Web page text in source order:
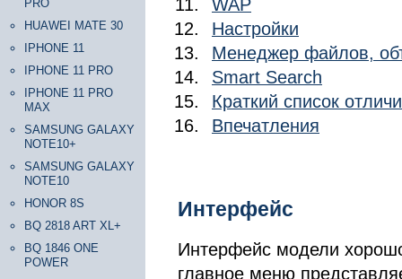
PRO
HUAWEI MATE 30
IPHONE 11
IPHONE 11 PRO
IPHONE 11 PRO
MAX
SAMSUNG GALAXY
NOTE10+
SAMSUNG GALAXY
NOTE10
HONOR 8S
BQ 2818 ART XL+
BQ 1846 ONE
POWER
WAP
Настройки
Менеджер файлов,
Smart Search
Краткий список
Впечатления
Интерфейс
Интерфейс модели
главное меню